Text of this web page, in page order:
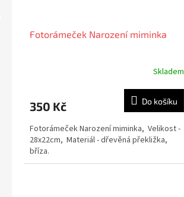
Fotorámeček Narození miminka
Skladem
350 Kč Do košíku
Fotorámeček Narození miminka, Velikost -
28x22cm, Materiál - dřevěná překližka,
bříza.